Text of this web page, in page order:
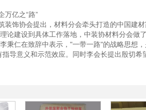
万亿之“路”
装饰协会提出，材料分会牵头打造的中国建
论建设到具体工作落地，中装协材料分会做
秉仁在致辞中表示，"一带一路"的战略思想
导意义和示范效应。同时李会长提出殷切希